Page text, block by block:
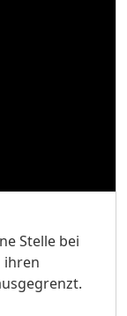
Stelle bei
ihren